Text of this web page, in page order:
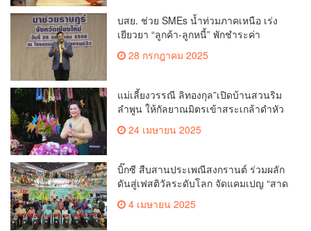
บสย. ช่วย SMEs น้ำท่วมภาคเหนือ เร่ง
เยียวยา “ลูกค้า-ลูกหนี้” พักชำระค่า
28 กรกฎาคม 2025
แม่เลี้ยงวรรณี ลิทองกุล”เปิดบ้านสวนริม
ลำพูน ให้กัลยาณมิตรเข้าสระเกล้าดำหัว
ขอพรเนื่องในประเพณีสงกรานต์ 2568
เพื่อสืบสาน อนุรักษ์ประเพณีอันดีงามที่
24 เมษายน 2025
บิ๊กซี สืบสานประเพณีสงกรานต์ ร่วมผลัก
ดันสู่เฟสติวัลระดับโลก จัดแคมเปญ “สาด
สนุกรับสงกรานต์ที่บิ๊กซี” อัดโปรฉ่ำ ลด
สูงสุด 50% กระตุ้นการเดินทางนักท่อง
4 เมษายน 2025